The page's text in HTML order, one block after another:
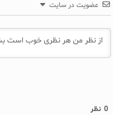
عضویت در سایت
0 نظر